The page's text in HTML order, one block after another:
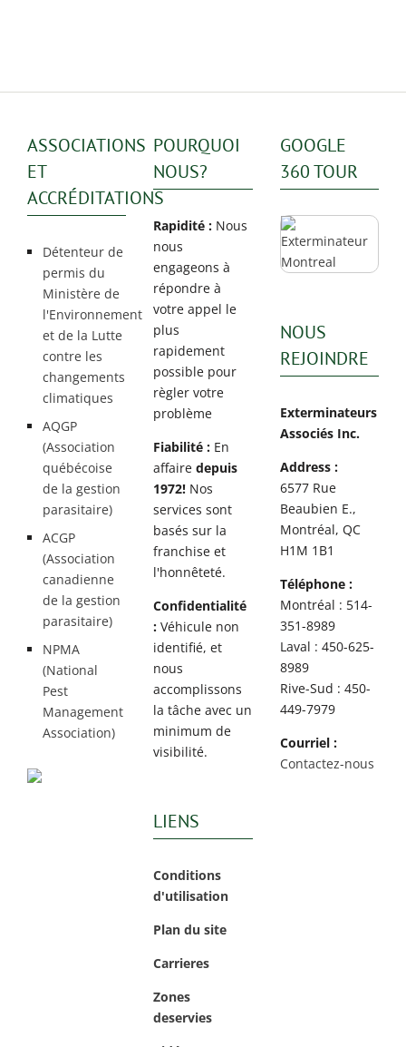
ASSOCIATIONS
ET
ACCRÉDITATIONS
Détenteur de
permis du
Ministère de
l'Environnement
et de la Lutte
contre les
changements
climatiques
AQGP
(Association
québécoise
de la gestion
parasitaire)
ACGP
(Association
canadienne
de la gestion
parasitaire)
NPMA
(National
Pest
Management
Association)
POURQUOI
NOUS?
Rapidité : Nous
nous
engageons à
répondre à
votre appel le
plus
rapidement
possible pour
règler votre
problème
Fiabilité : En
affairedepuis
1972! Nos
services sont
basés sur la
franchise et
l'honnêteté.
Confidentialité
: Véhicule non
identifié, et
nous
accomplissons
la tâche avec un
minimum de
visibilité.
LIENS
Conditions
d'utilisation
Plan du site
Carrieres
Zones
deservies
GOOGLE
360 TOUR
NOUS
REJOINDRE
Exterminateurs
Associés Inc.
Address :
6577 Rue
Beaubien E.,
Montréal, QC
H1M 1B1
Téléphone :
Montréal : 514-
351-8989
Laval : 450-625-
8989
Rive-Sud : 450-
449-7979
Courriel :
Contactez-nous